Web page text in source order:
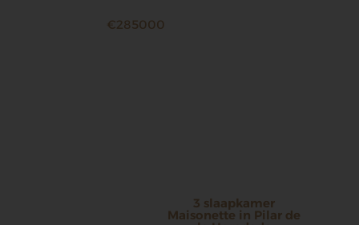
€285000
3 slaapkamer
Maisonette in Pilar de